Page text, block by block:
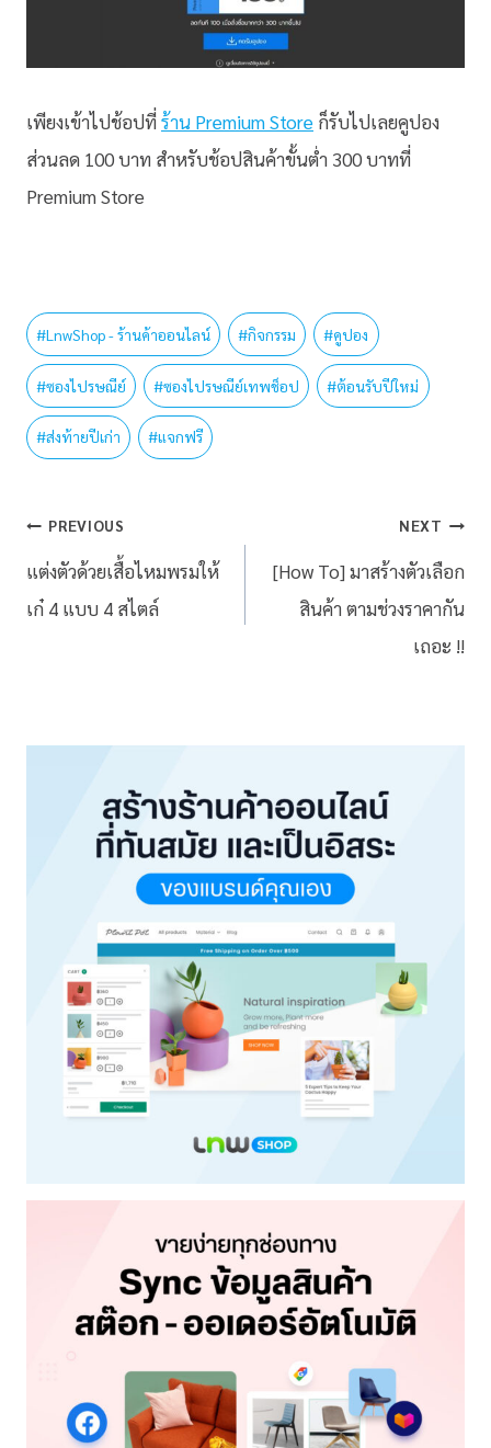
เพียงเข้าไปช้อปที่ร้าน Premium Store ก็รับไปเลยคูปอง
ส่วนลด 100 บาท สำหรับช้อปสินค้าขั้นต่ำ 300 บาทที่
Premium Store
#LnwShop - ร้านค้าออนไลน์ #กิจกรรม #คูปอง
#ซองไปรษณีย์ #ซองไปรษณีย์เทพช็อป #ต้อนรับปีใหม่
#ส่งท้ายปีเก่า #แจกฟรี
PREVIOUS
แต่งตัวด้วยเสื้อไหมพรมให้
เก๋ 4 แบบ 4 สไตล์
NEXT
[How To] มาสร้างตัวเลือก
สินค้า ตามช่วงราคากัน
เถอะ !!